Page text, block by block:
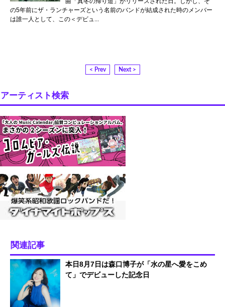
の5年前にザ・ランチャーズという名前のバンドが結成された時のメンバー
は誰一人として、この＜デビュ...
< Prev Next >
アーティスト検索
関連記事
本日8月7日は森口博子が「水の星へ愛をこめ
て」でデビューした記念日